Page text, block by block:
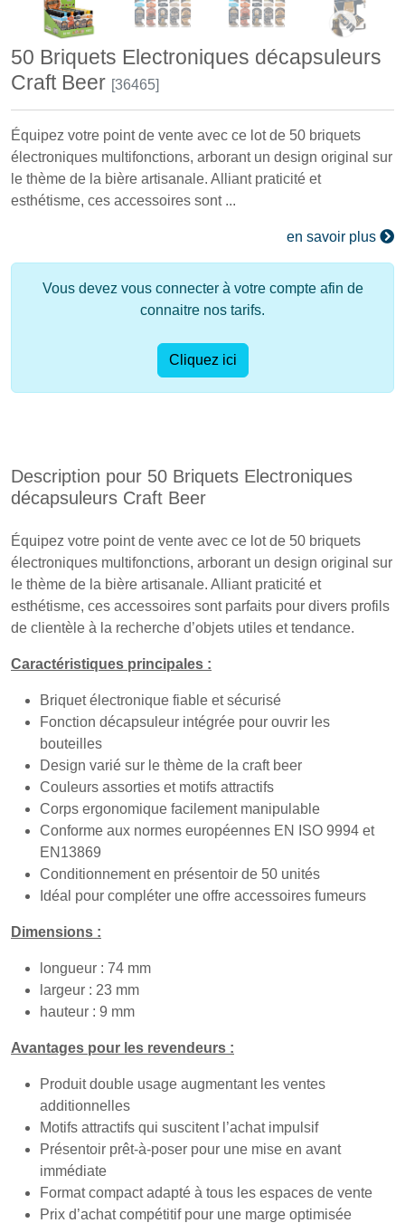
50 Briquets Electroniques décapsuleurs
Craft Beer [36465]
Équipez votre point de vente avec ce lot de 50 briquets
électroniques multifonctions, arborant un design original sur
le thème de la bière artisanale. Alliant praticité et
esthétisme, ces accessoires sont ...
en savoir plus
Vous devez vous connecter à votre compte afin de
connaitre nos tarifs.
Cliquez ici
Description pour 50 Briquets Electroniques
décapsuleurs Craft Beer
Équipez votre point de vente avec ce lot de 50 briquets
électroniques multifonctions, arborant un design original sur
le thème de la bière artisanale. Alliant praticité et
esthétisme, ces accessoires sont parfaits pour divers profils
de clientèle à la recherche d’objets utiles et tendance.
Caractéristiques principales :
Briquet électronique fiable et sécurisé
Fonction décapsuleur intégrée pour ouvrir les
bouteilles
Design varié sur le thème de la craft beer
Couleurs assorties et motifs attractifs
Corps ergonomique facilement manipulable
Conforme aux normes européennes EN ISO 9994 et
EN13869
Conditionnement en présentoir de 50 unités
Idéal pour compléter une offre accessoires fumeurs
Dimensions :
longueur : 74 mm
largeur : 23 mm
hauteur : 9 mm
Avantages pour les revendeurs :
Produit double usage augmentant les ventes
additionnelles
Motifs attractifs qui suscitent l’achat impulsif
Présentoir prêt-à-poser pour une mise en avant
immédiate
Format compact adapté à tous les espaces de vente
Prix d’achat compétitif pour une marge optimisée